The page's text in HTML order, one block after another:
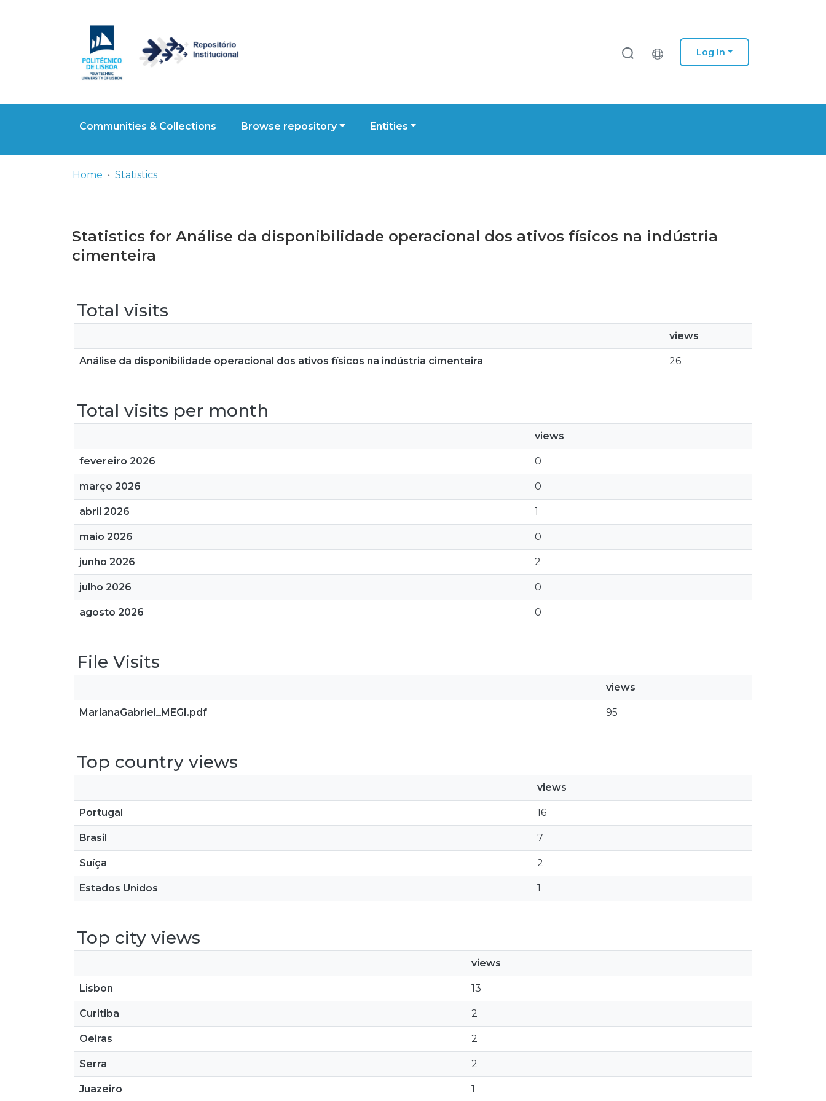
Log In
Communities & Collections Browse repository Entities
Home Statistics
Statistics for Análise da disponibilidade operacional dos ativos físicos na indústria
cimenteira
Total visits
views
Análise da disponibilidade operacional dos ativos físicos na indústria cimenteira 26
Total visits per month
views
fevereiro 2026 0
março 2026 0
abril 2026 1
maio 2026 0
junho 2026 2
julho 2026 0
agosto 2026 0
File Visits
views
MarianaGabriel_MEGI.pdf 95
Top country views
views
Portugal 16
Brasil 7
Suíça 2
Estados Unidos 1
Top city views
views
Lisbon 13
Curitiba 2
Oeiras 2
Serra 2
Juazeiro 1